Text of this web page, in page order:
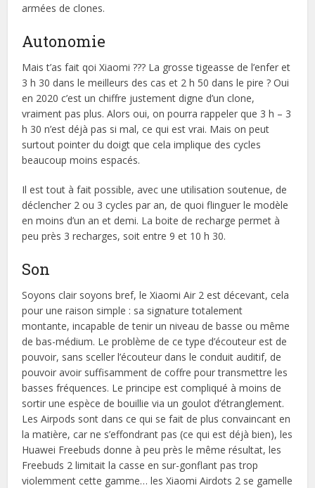
armées de clones.
Autonomie
Mais t’as fait qoi Xiaomi ??? La grosse tigeasse de l’enfer et
3 h 30 dans le meilleurs des cas et 2 h 50 dans le pire ? Oui
en 2020 c’est un chiffre justement digne d’un clone,
vraiment pas plus. Alors oui, on pourra rappeler que 3 h – 3
h 30 n’est déjà pas si mal, ce qui est vrai. Mais on peut
surtout pointer du doigt que cela implique des cycles
beaucoup moins espacés.
Il est tout à fait possible, avec une utilisation soutenue, de
déclencher 2 ou 3 cycles par an, de quoi flinguer le modèle
en moins d’un an et demi. La boite de recharge permet à
peu près 3 recharges, soit entre 9 et 10 h 30.
Son
Soyons clair soyons bref, le Xiaomi Air 2 est décevant, cela
pour une raison simple : sa signature totalement
montante, incapable de tenir un niveau de basse ou même
de bas-médium. Le problème de ce type d’écouteur est de
pouvoir, sans sceller l’écouteur dans le conduit auditif, de
pouvoir avoir suffisamment de coffre pour transmettre les
basses fréquences. Le principe est compliqué à moins de
sortir une espèce de bouillie via un goulot d’étranglement.
Les Airpods sont dans ce qui se fait de plus convaincant en
la matière, car ne s’effondrant pas (ce qui est déjà bien), les
Huawei Freebuds donne à peu près le même résultat, les
Freebuds 2 limitait la casse en sur-gonflant pas trop
violemment cette gamme… les Xiaomi Airdots 2 se gamelle